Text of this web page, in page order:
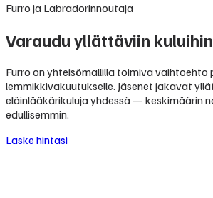
Furro ja Labradorinnoutaja
Varaudu yllättäviin kuluihin
Furro on yhteisömallilla toimiva vaihtoehto
lemmikkivakuutukselle. Jäsenet jakavat
eläinlääkärikuluja yhdessä — keskimäärin
edullisemmin.
Laske hintasi